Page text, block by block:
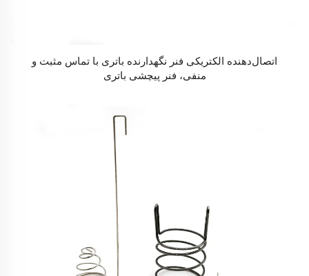
اتصال‌دهنده الکتریکی فنر نگهدارنده باتری با تماس مثبت و
منفی، فنر پیچشی باتری